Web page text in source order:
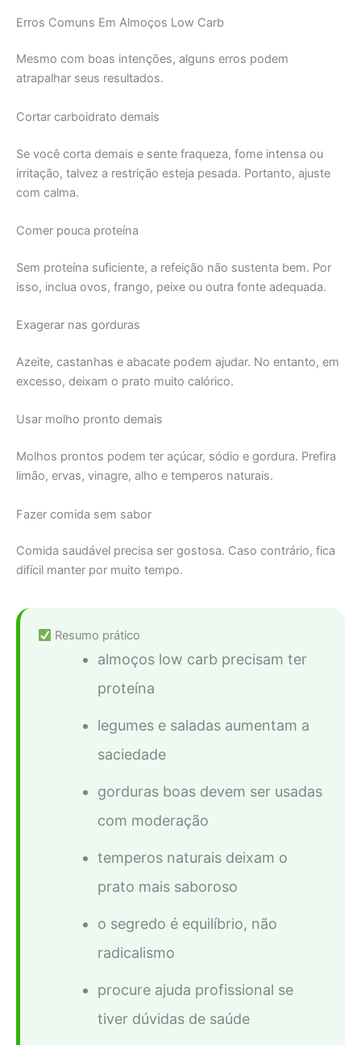
Erros Comuns Em Almoços Low Carb
Mesmo com boas intenções, alguns erros podem
atrapalhar seus resultados.
Cortar carboidrato demais
Se você corta demais e sente fraqueza, fome intensa ou
irritação, talvez a restrição esteja pesada. Portanto, ajuste
com calma.
Comer pouca proteína
Sem proteína suficiente, a refeição não sustenta bem. Por
isso, inclua ovos, frango, peixe ou outra fonte adequada.
Exagerar nas gorduras
Azeite, castanhas e abacate podem ajudar. No entanto, em
excesso, deixam o prato muito calórico.
Usar molho pronto demais
Molhos prontos podem ter açúcar, sódio e gordura. Prefira
limão, ervas, vinagre, alho e temperos naturais.
Fazer comida sem sabor
Comida saudável precisa ser gostosa. Caso contrário, fica
difícil manter por muito tempo.
Resumo prático
almoços low carb precisam ter
proteína
legumes e saladas aumentam a
saciedade
gorduras boas devem ser usadas
com moderação
temperos naturais deixam o
prato mais saboroso
o segredo é equilíbrio, não
radicalismo
procure ajuda profissional se
tiver dúvidas de saúde